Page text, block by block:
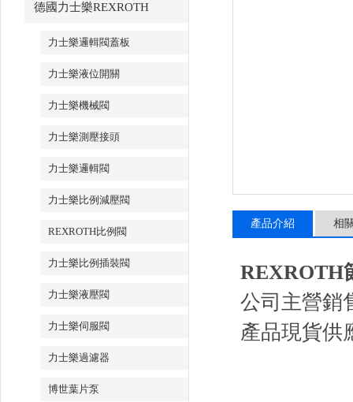
德國力士樂REXROTH
力士樂邏輯閥蓋板
力士樂液位開關
力士樂機械閥
力士樂測壓接頭
力士樂邏輯閥
力士樂比例減壓閥
REXROTH比例閥
力士樂比例插裝閥
力士樂液壓閥
力士樂伺服閥
力士樂過濾器
博世葉片泵
產品介紹 相
REXROTH
公司主營銷
產品現貨供